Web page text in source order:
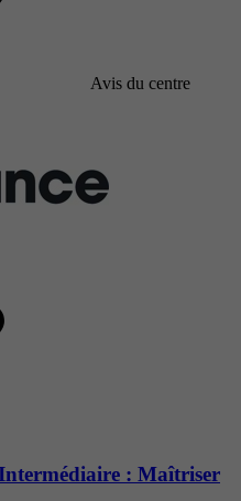
Avis du centre
: Maîtriser